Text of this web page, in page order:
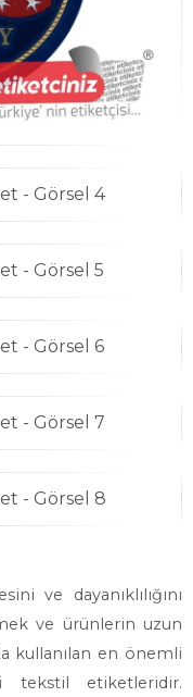
ve dayanıklılığını
ve ürünlerin uzun
kullanılan en önemli
tekstil etiketleridir.